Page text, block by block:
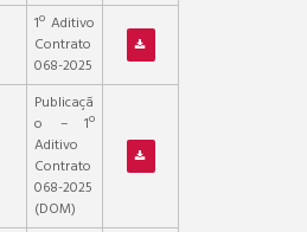
1º Aditivo
Contrato
068-2025
Publicaçã
o – 1º
Aditivo
Contrato
068-2025
(DOM)